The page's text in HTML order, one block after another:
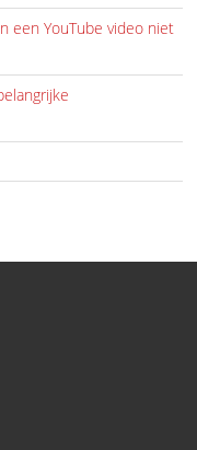
een YouTube video niet